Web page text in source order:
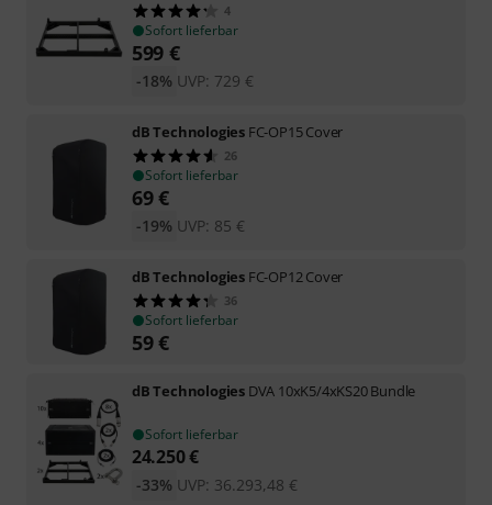
4
Sofort lieferbar
599 €
UVP: 729 €
-18%
dB Technologies FC-OP15 Cover
26
Sofort lieferbar
69€
UVP: 85 €
-19%
dB Technologies FC-OP12 Cover
36
Sofort lieferbar
59€
dB Technologies DVA 10xK5/4xKS20 Bundle
Sofort lieferbar
24.250€
UVP: 36.293,48 €
-33%